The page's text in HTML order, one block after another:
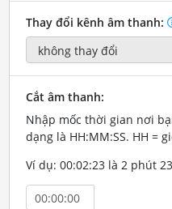
Thay đổi kênh âm thanh:
Cắt âm thanh:
Nhập mốc thời gian nơi
dạng là HH:MM:SS. HH =
Ví dụ: 00:02:23 là 2 phút